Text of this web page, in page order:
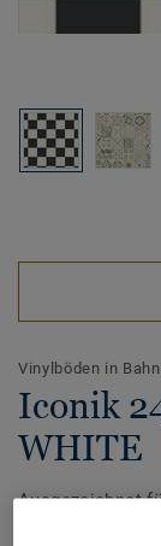
Vinylböden in
Iconik
WHITE
Ausgezeichnet